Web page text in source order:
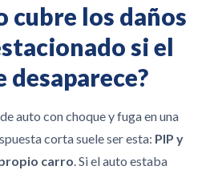
cubre los daños
si el
desaparece?
auto con choque y fuga en una
corta suele ser esta: PIP y
carro . Si el auto estaba